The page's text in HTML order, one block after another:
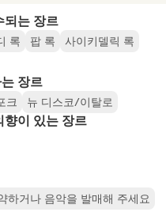
되는 장르
록 팝 록
사이키델릭 록
장르
크 뉴 디스코/이탈로
향이 있는 장르
하거나 음악을 발매해 주세요